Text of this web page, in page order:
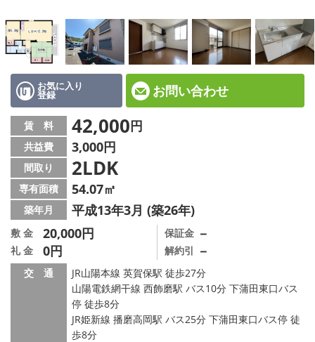
☆インターネット無料物件☆
☆敷金·礼金0円物件☆
路線·駅から探す
地域から探す
地図から探す
スタッフ紹介
スタッフ募集中
店舗情報·アクセス
メールでお問い合わせ
お気に入り
登録 お問い合わせ
賃 料 42,000円
共益費 3,000円
間取り 2LDK
専有面積 54.07㎡
築年月 平成13年3月 (築26年)
敷 金 20,000円
礼 金 0円
保証金 －
解約引 －
交 通
JR山陽本線 英賀保駅 徒歩27分
山陽電鉄網干線 西飾磨駅 バス10分 下蒲田東口バス
停 徒歩8分
JR姫新線 播磨高岡駅 バス25分 下蒲田東口バス停 徒
歩8分